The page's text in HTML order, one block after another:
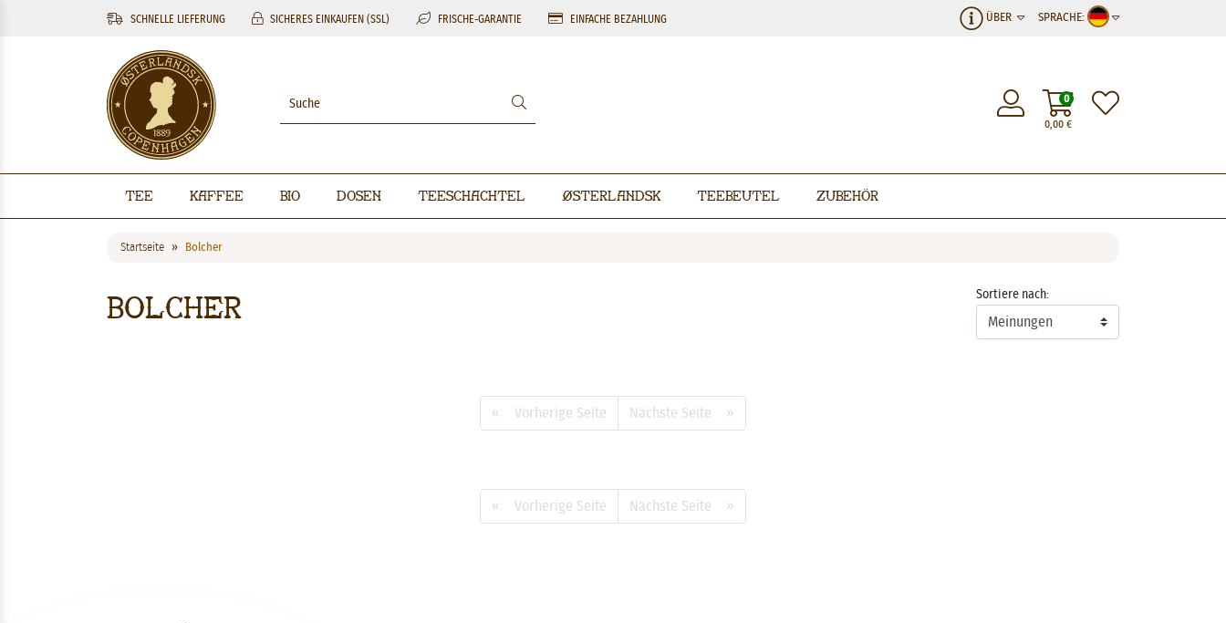
SCHNELLE LIEFERUNG SICHERES EINKAUFEN (SSL) FRISCHE-GARANTIE EINFACHE BEZAHLUNG SPRACHE:
ÜBER
0,00€
0
Tee Kaffee BIO Dosen Teeschachtel Østerlandsk Teebeutel Zubehör
Startseite Bolcher
Bolcher Sortiere nach:
« Vorherige Seite Nächste Seite »
« Vorherige Seite Nächste Seite »